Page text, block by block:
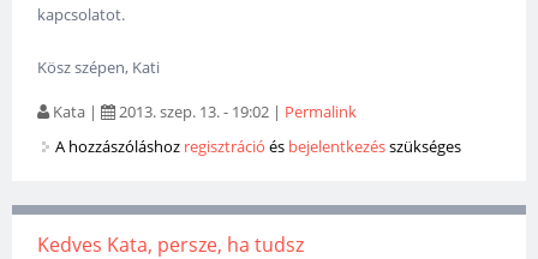
kapcsolatot.
Kösz szépen, Kati
Kata | 2013. szep. 13. - 19:02 | Permalink
A hozzászóláshoz regisztráció és bejelentkezésszükséges
Kedves Kata, persze, ha tudsz